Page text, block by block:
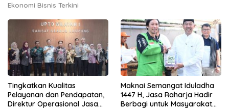
Ekonomi Bisnis Terkini
Tingkatkan Kualitas
Pelayanan dan Pendapatan,
Direktur Operasional Jasa
Maknai Semangat Iduladha
1447 H, Jasa Raharja Hadir
Berbagi untuk Masyarakat